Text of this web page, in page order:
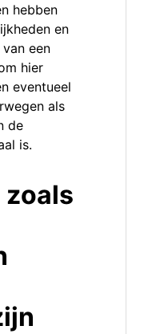
hebben
en
een
hier
eventueel
als
de
is.
zoals